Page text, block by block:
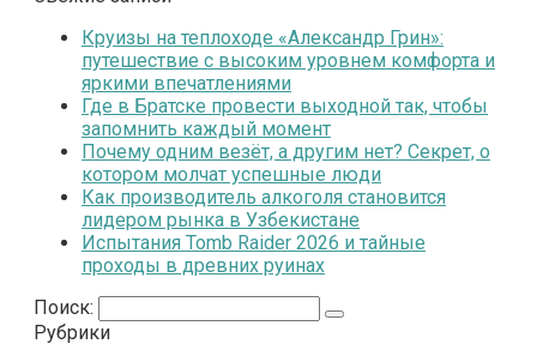
Круизы на теплоходе «Александр Грин»:
путешествие с высоким уровнем комфорта и
яркими впечатлениями
Где в Братске провести выходной так, чтобы
запомнить каждый момент
Почему одним везёт, а другим нет? Секрет, о
котором молчат успешные люди
Как производитель алкоголя становится
лидером рынка в Узбекистане
Испытания Tomb Raider 2026 и тайные
проходы в древних руинах
Поиск:
Рубрики